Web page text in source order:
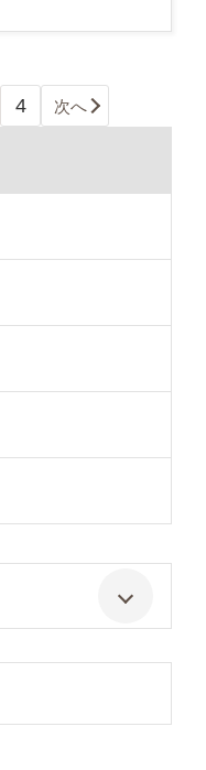
4 次へ